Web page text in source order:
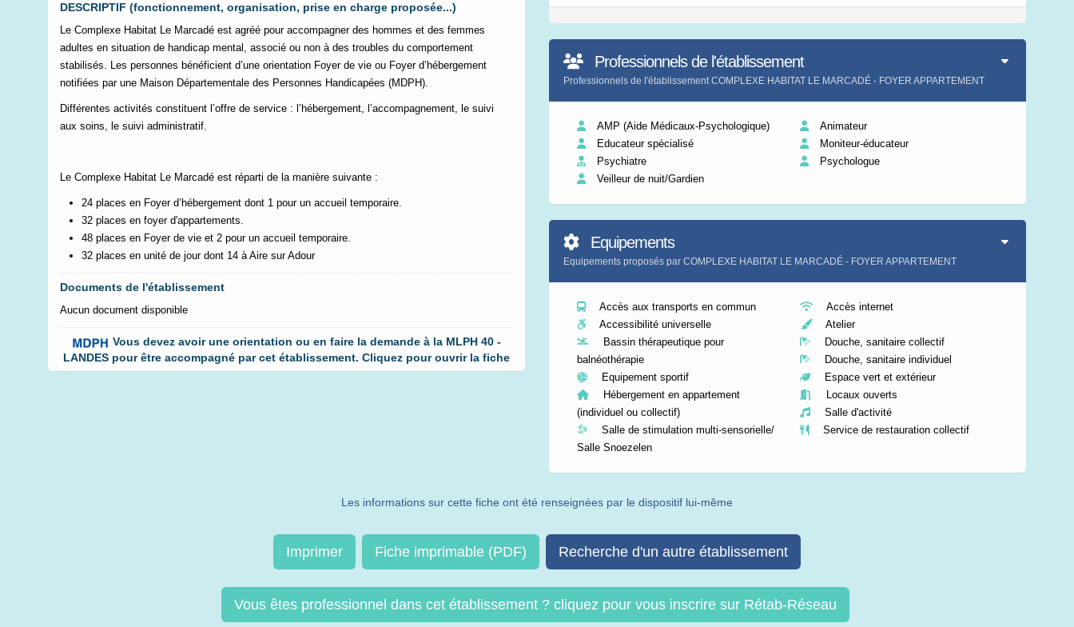
DESCRIPTIF (fonctionnement, organisation, prise en charge proposée...)
Le Complexe Habitat Le Marcadé est agréé pour accompagner des hommes et des femmes
adultes en situation de handicap mental, associé ou non à des troubles du comportement
stabilisés. Les personnes bénéficient d’une orientation Foyer de vie ou Foyer d’hébergement
notifiées par une Maison Départementale des Personnes Handicapées (MDPH).
Différentes activités constituent l’offre de service : l’hébergement, l’accompagnement, le suivi
aux soins, le suivi administratif.
Le Complexe Habitat Le Marcadé est réparti de la manière suivante :
24 places en Foyer d’hébergement dont 1 pour un accueil temporaire.
32 places en foyer d'appartements.
48 places en Foyer de vie et 2 pour un accueil temporaire.
32 places en unité de jour dont 14 à Aire sur Adour
Documents de l'établissement
Aucun document disponible
Vous devez avoir une orientation ou en faire la demande à la MLPH 40 -
LANDES pour être accompagné par cet établissement. Cliquez pour ouvrir la fiche
Professionnels de l'établissement
Professionnels de l'établissement COMPLEXE HABITAT LE MARCADÉ - FOYER APPARTEMENT
AMP (Aide Médicaux-Psychologique)
Animateur
Educateur spécialisé
Moniteur-éducateur
Psychiatre
Psychologue
Veilleur de nuit/Gardien
Equipements
Equipements proposés par COMPLEXE HABITAT LE MARCADÉ - FOYER APPARTEMENT
Accès aux transports en commun
Accès internet
Accessibilité universelle
Atelier
Bassin thérapeutique pour
balnéothérapie
Douche, sanitaire collectif
Douche, sanitaire individuel
Equipement sportif
Espace vert et extérieur
Hébergement en appartement
(individuel ou collectif)
Locaux ouverts
Salle d'activité
Salle de stimulation multi-sensorielle/
Salle Snoezelen
Service de restauration collectif
Les informations sur cette fiche ont été renseignées par le dispositif lui-même
Imprimer Fiche imprimable (PDF) Recherche d'un autre établissement
Vous êtes professionnel dans cet établissement ? cliquez pour vous inscrire sur Rétab-Réseau